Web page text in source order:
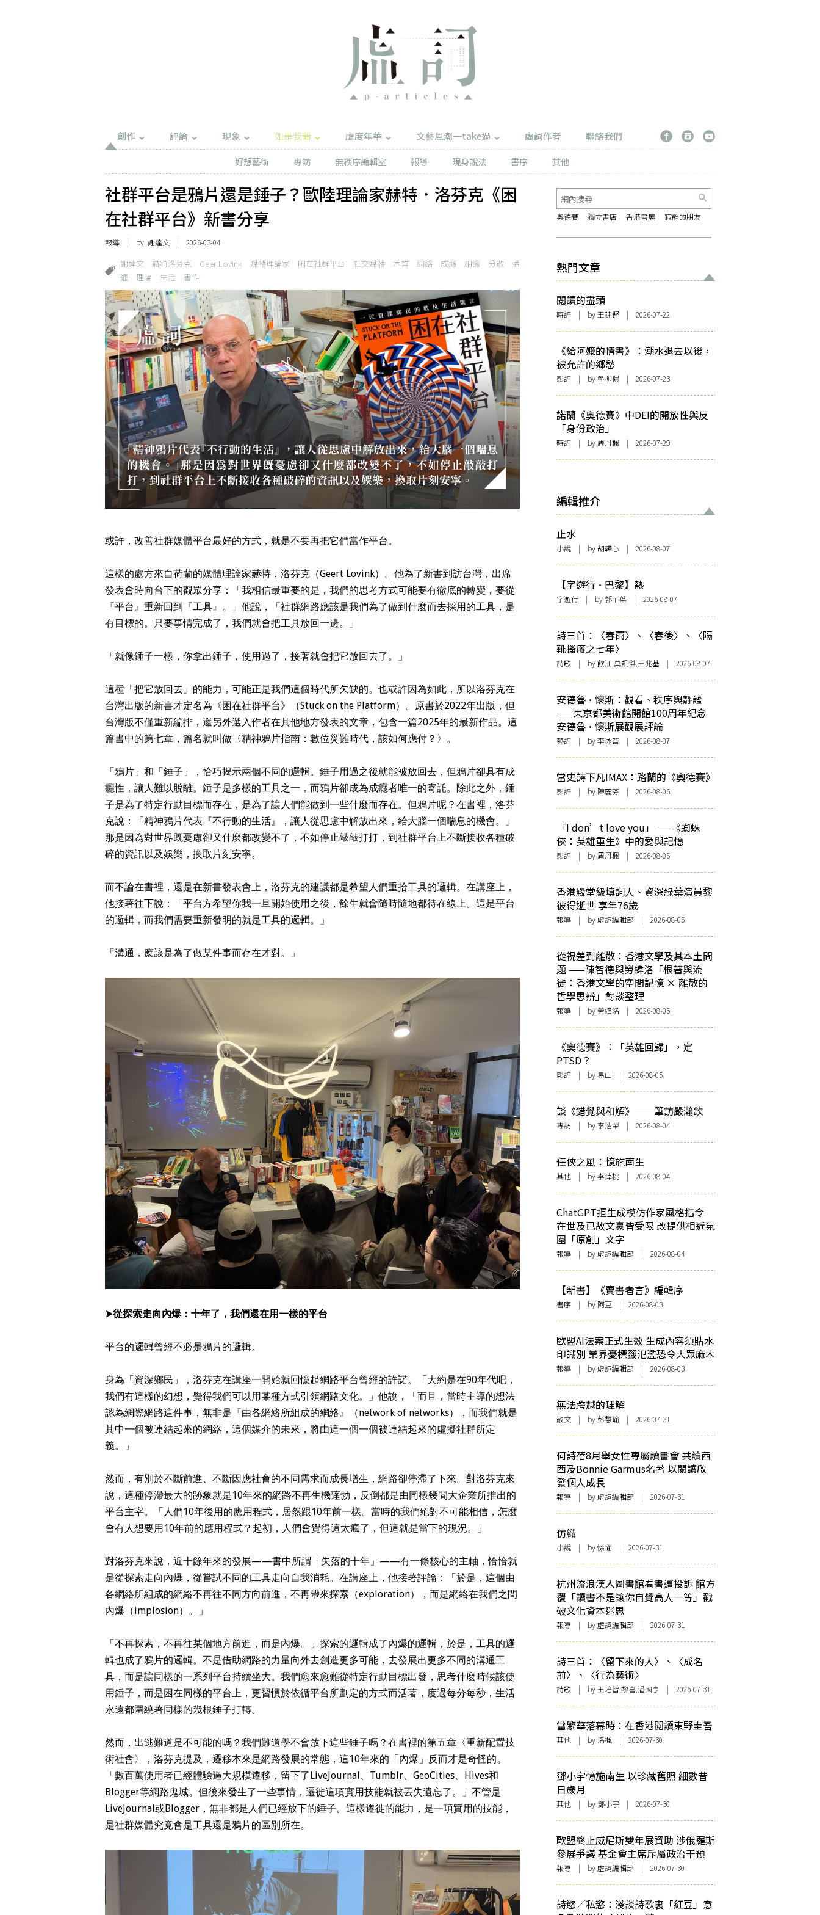
創作 評論 現象 如是我聞 虛度年華 文藝風潮一take過 虛詞作者
聯絡我們
好想藝術
專訪 無秩序編輯室 報導 現身說法 書序 其他
社群平台是鴉片還是錘子？歐陸理論家赫特．洛芬克《困
在社群平台》新書分享
報導 | by 謝達文 | 2026-03-04
謝達文 赫特洛芬克 GeertLovink 媒體理論家 困在社群平台 社交媒體 本質 網絡 成癮 組織 分散
溝
通
理論 生活 書作
或許，改善社群媒體平台最好的方式，就是不要再把它們當作平台。
這樣的處方來自荷蘭的媒體理論家赫特．洛芬克（Geert Lovink）。他為了新書到訪台灣，出席
發表會時向台下的觀眾分享：「我相信最重要的是，我們的思考方式可能要有徹底的轉變，要從
『平台』重新回到『工具』。」他說，「社群網路應該是我們為了做到什麼而去採用的工具，是
有目標的。只要事情完成了，我們就會把工具放回一邊。」
「就像錘子一樣，你拿出錘子，使用過了，接著就會把它放回去了。」
這種「把它放回去」的能力，可能正是我們這個時代所欠缺的。也或許因為如此，所以洛芬克在
台灣出版的新書才定名為《困在社群平台》（Stuck on the Platform）。原書於2022年出版，但
台灣版不僅重新編排，還另外選入作者在其他地方發表的文章，包含一篇2025年的最新作品。這
篇書中的第七章，篇名就叫做〈精神鴉片指南：數位災難時代，該如何應付？〉。
「鴉片」和「錘子」，恰巧揭示兩個不同的邏輯。錘子用過之後就能被放回去，但鴉片卻具有成
癮性，讓人難以脫離。錘子是多樣的工具之一，而鴉片卻成為成癮者唯一的寄託。除此之外，錘
子是為了特定行動目標而存在，是為了讓人們能做到一些什麼而存在。但鴉片呢？在書裡，洛芬
克說：「精神鴉片代表『不行動的生活』，讓人從思慮中解放出來，給大腦一個喘息的機會。」
那是因為對世界既憂慮卻又什麼都改變不了，不如停止敲敲打打，到社群平台上不斷接收各種破
碎的資訊以及娛樂，換取片刻安寧。
而不論在書裡，還是在新書發表會上，洛芬克的建議都是希望人們重拾工具的邏輯。在講座上，
他接著往下說：「平台方希望你我一旦開始使用之後，餘生就會隨時隨地都待在線上。這是平台
的邏輯，而我們需要重新發明的就是工具的邏輯。」
「溝通，應該是為了做某件事而存在才對。」
➤從探索走向內爆：十年了，我們還在用一樣的平台
平台的邏輯曾經不必是鴉片的邏輯。
身為「資深鄉民」，洛芬克在講座一開始就回憶起網路平台曾經的許諾。「大約是在90年代吧，
我們有這樣的幻想，覺得我們可以用某種方式引領網路文化。」他說，「而且，當時主導的想法
認為網際網路這件事，無非是『由各網絡所組成的網絡』（network of networks），而我們就是
其中一個被連結起來的網絡，這個媒介的未來，將由這一個一個被連結起來的虛擬社群所定
義。」
然而，有別於不斷前進、不斷因應社會的不同需求而成長增生，網路卻停滯了下來。對洛芬克來
說，這種停滯最大的跡象就是10年來的網路不再生機蓬勃，反倒都是由同樣幾間大企業所推出的
平台主宰。「人們10年後用的應用程式，居然跟10年前一樣。當時的我們絕對不可能相信，怎麼
會有人想要用10年前的應用程式？起初，人們會覺得這太瘋了，但這就是當下的現況。」
對洛芬克來說，近十餘年來的發展——書中所謂「失落的十年」——有一條核心的主軸，恰恰就
是從探索走向內爆，從嘗試不同的工具走向自我消耗。在講座上，他接著評論：「於是，這個由
各網絡所組成的網絡不再往不同方向前進，不再帶來探索（exploration），而是網絡在我們之間
內爆（implosion）。」
「不再探索，不再往某個地方前進，而是內爆。」探索的邏輯成了內爆的邏輯，於是，工具的邏
輯也成了鴉片的邏輯。不是借助網路的力量向外去創造更多可能，去發展出更多不同的溝通工
具，而是讓同樣的一系列平台持續坐大。我們愈來愈難從特定行動目標出發，思考什麼時候該使
用錘子，而是困在同樣的平台上，更習慣於依循平台所劃定的方式而活著，度過每分每秒，生活
永遠都圍繞著同樣的幾根錘子打轉。
然而，出逃難道是不可能的嗎？我們難道學不會放下這些錘子嗎？在書裡的第五章〈重新配置技
術社會〉，洛芬克提及，遷移本來是網路發展的常態，這10年來的「內爆」反而才是奇怪的。
「數百萬使用者已經體驗過大規模遷移，留下了LiveJournal、Tumblr、GeoCities、Hives和
Blogger等網路鬼城。但後來發生了一些事情，遷徙這項實用技能就被丟失遺忘了。」不管是
LiveJournal或Blogger，無非都是人們已經放下的錘子。這樣遷徙的能力，是一項實用的技能，
是社群媒體究竟會是工具還是鴉片的區別所在。
奧德賽 獨立書店 香港書展 寂靜的朋友
熱門文章
閱讀的盡頭
時評 | by 王建鏗 | 2026-07-22
《給阿嬤的情書》：潮水退去以後，
被允許的鄉愁
影評 | by 盤柳儂 | 2026-07-23
諾蘭《奧德賽》中DEI的開放性與反
「身份政治」
時評 | by 周丹楓 | 2026-07-29
編輯推介
止水
小說 | by 胡韡心 | 2026-08-07
【字遊行·巴黎】熱
字遊行 | by 郭芊葉 | 2026-08-07
詩三首：〈春雨〉、〈春後〉、〈隔
靴搔癢之七年〉
詩歌 | by 飲江,莫凱傑,王兆基 | 2026-08-07
安德魯·懷斯：觀看、秩序與靜謐
——東京都美術館開館100周年紀念
安德魯·懷斯展觀展評論
藝評 | by 李冰苔 | 2026-08-07
當史詩下凡IMAX：路蘭的《奧德賽》
影評 | by 陳麗芬 | 2026-08-06
「I don’t love you」——《蜘蛛
俠：英雄重生》中的愛與記憶
影評 | by 周丹楓 | 2026-08-06
香港殿堂級填詞人、資深綠葉演員黎
彼得逝世 享年76歲
報導 | by 虛詞編輯部 | 2026-08-05
從視差到離散：香港文學及其本土問
題 ——陳智德與勞緯洛「根著與流
徙：香港文學的空間記憶 × 離散的
哲學思辨」對談整理
報導 | by 勞緯洛 | 2026-08-05
《奧德賽》：「英雄回歸」，定
PTSD？
影評 | by 易山 | 2026-08-05
談《錯覺與和解》──筆訪嚴瀚欽
專訪 | by 李浩榮 | 2026-08-04
任俠之風：憶施南生
其他 | by 李焯桃 | 2026-08-04
ChatGPT拒生成模仿作家風格指令
在世及已故文豪皆受限 改提供相近氛
圍「原創」文字
報導 | by 虛詞編輯部 | 2026-08-04
【新書】《賣書者言》編輯序
書序 | by 阿豆 | 2026-08-03
歐盟AI法案正式生效 生成內容須貼水
印識別 業界憂標籤氾濫恐令大眾麻木
報導 | by 虛詞編輯部 | 2026-08-03
無法跨越的理解
散文 | by 彭慧瑜 | 2026-07-31
何詩蓓8月舉女性專屬讀書會 共讀西
西及Bonnie Garmus名著 以閱讀啟
發個人成長
報導 | by 虛詞編輯部 | 2026-07-31
仿織
小說 | by 悇愉 | 2026-07-31
杭州流浪漢入圖書館看書遭投訴 館方
覆「讀書不是讓你自覺高人一等」戳
破文化資本迷思
報導 | by 虛詞編輯部 | 2026-07-31
詩三首：〈留下來的人〉、〈成名
前〉、〈行為藝術〉
詩歌 | by 王培智,黎喜,潘國亨 | 2026-07-31
當繁華落幕時：在香港閱讀東野圭吾
其他 | by洛楓 | 2026-07-30
鄧小宇憶施南生 以珍藏舊照 細數昔
日歲月
其他 | by 鄧小宇 | 2026-07-30
歐盟終止威尼斯雙年展資助 涉俄羅斯
參展爭議 基金會主席斥屬政治干預
報導 | by 虛詞編輯部 | 2026-07-30
詩慾／私慾：淺談詩歌裏「紅豆」意